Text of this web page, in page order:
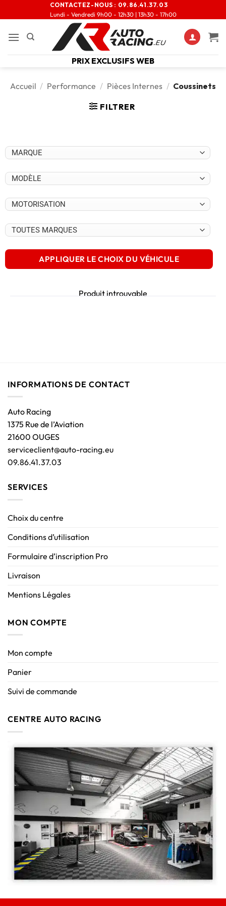
CONTACTEZ-NOUS : 09.86.41.37.03
Lundi - Vendredi 9h00 - 12h30 | 13h30 - 17h00
PRIX EXCLUSIFS WEB
Accueil / Performance / Pièces Internes / Coussinets
FILTRER
APPLIQUER LE CHOIX DU VÉHICULE
Produit introuvable
INFORMATIONS DE CONTACT
Auto Racing
1375 Rue de l’Aviation
21600 OUGES
serviceclient@auto-racing.eu
09.86.41.37.03
SERVICES
Choix du centre
Conditions d’utilisation
Formulaire d’inscription Pro
Livraison
Mentions Légales
MON COMPTE
Mon compte
Panier
Suivi de commande
CENTRE AUTO RACING